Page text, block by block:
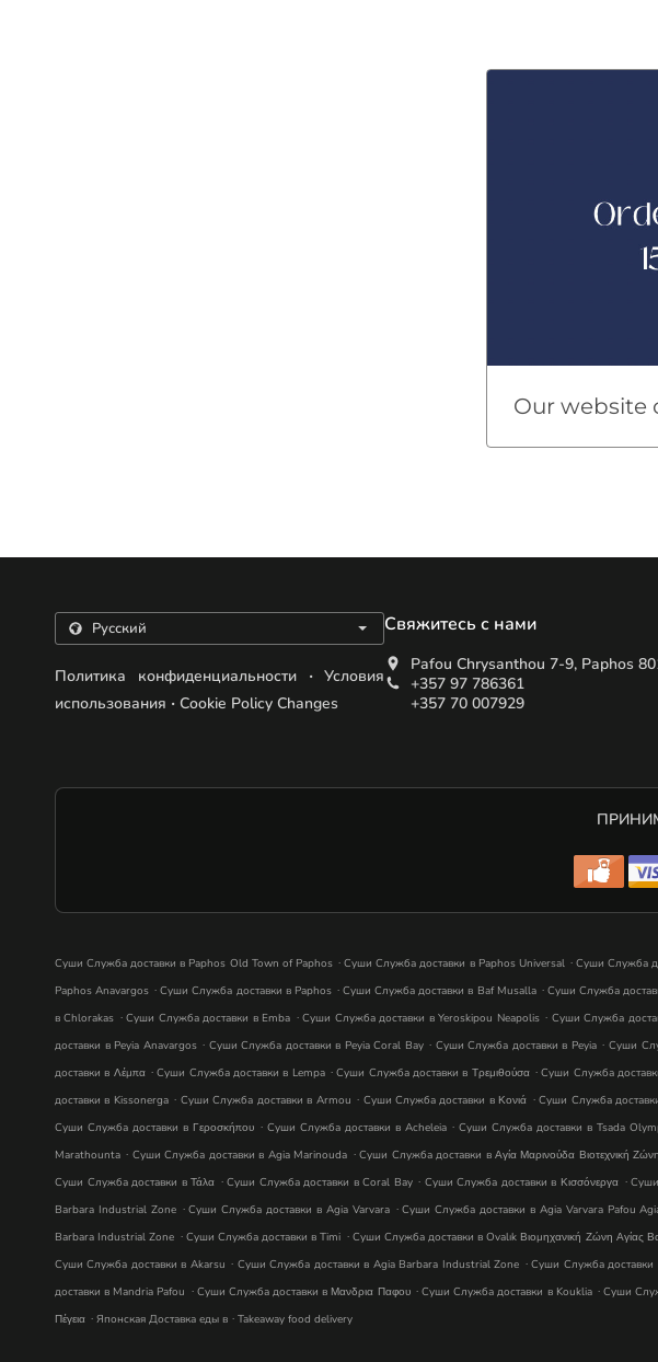
Our website
Политика конфиденциальности . Условия
использования . Cookie Policy Changes
Свяжитесь с нами
Pafou Chrysanthou 7-9, Paphos
+357 97 786361
+357 70 007929
Суши Служба доставки в Paphos Old Town of Paphos . Суши Служба доставки в Paphos Universal . Суши Служба
Paphos Anavargos . Суши Служба доставки в Paphos . Суши Служба доставки в Baf Musalla . Суши Служба
в Chlorakas . Суши Служба доставки в Emba . Суши Служба доставки в Yeroskipou Neapolis . Суши Служба
доставки в Peyia Anavargos . Суши Служба доставки в Peyia Coral Bay . Суши Служба доставки в Peyia . Суши
доставки в Λέμπα . Суши Служба доставки в Lempa . Суши Служба доставки в Τρεμιθούσα . Суши Служба
доставки в Kissonerga . Суши Служба доставки в Armou . Суши Служба доставки в Κονιά . Суши Служба
Суши Служба доставки в Γεροσκήπου . Суши Служба доставки в Acheleia . Суши Служба доставки в Tsada
Marathounta . Суши Служба доставки в Agia Marinouda . Суши Служба доставки в Αγία Μαρινούδα Βιοτεχνική
Суши Служба доставки в Τάλα . Суши Служба доставки в Coral Bay . Суши Служба доставки в Κισσόνεργα .
Barbara Industrial Zone . Суши Служба доставки в Agia Varvara . Суши Служба доставки в Agia Varvara Pafou
Barbara Industrial Zone . Суши Служба доставки в Timi . Суши Служба доставки в Ovalık Βιομηχανική Ζώνη Αγίας
Суши Служба доставки в Akarsu . Суши Служба доставки в Agia Barbara Industrial Zone . Суши Служба доставки
доставки в Mandria Pafou . Суши Служба доставки в Μανδρια Παφου . Суши Служба доставки в Kouklia . Суши
Πέγεια . Японская Доставка еды в . Takeaway food delivery